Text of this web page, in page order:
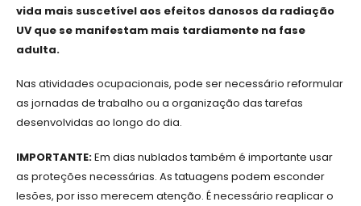
vida mais suscetível aos efeitos danosos da radiação
UV que se manifestam mais tardiamente na fase
adulta.
Nas atividades ocupacionais, pode ser necessário reformular
as jornadas de trabalho ou a organização das tarefas
desenvolvidas ao longo do dia.
IMPORTANTE:Em dias nublados também é importante usar
as proteções necessárias. As tatuagens podem esconder
lesões, por isso merecem atenção. É necessário reaplicar o